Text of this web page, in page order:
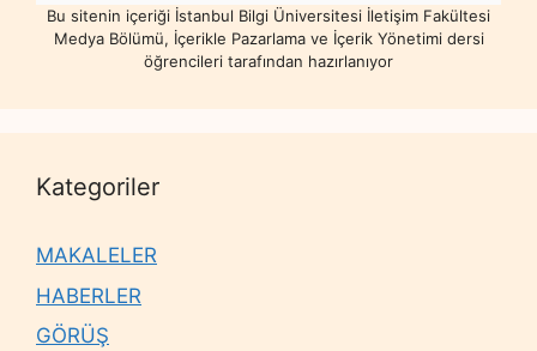
Bu sitenin içeriği İstanbul Bilgi Üniversitesi İletişim Fakültesi
Medya Bölümü, İçerikle Pazarlama ve İçerik Yönetimi dersi
öğrencileri tarafından hazırlanıyor
Kategoriler
MAKALELER
HABERLER
GÖRÜŞ